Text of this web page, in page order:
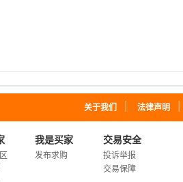
关于我们 法律声明
我是买家
发布求购
交易安全
投诉举报
交易保障